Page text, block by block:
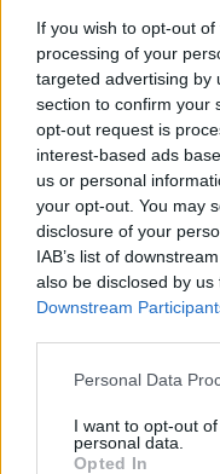
If you wish to opt-out
processing of your
targeted advertising by
section to confirm your
opt-out request is
interest-based ads
us or personal
your opt-out. You may
disclosure of your
IAB’s list of
also be disclosed by
Downstream
Personal Data
I want to opt-out
personal data.
Opted In
Manuel López
SEM
Exámenes de